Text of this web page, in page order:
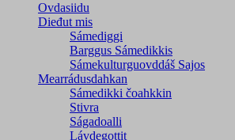
Ovdasiidu
Dieđut mis
Sámediggi
Barggus Sámedikkis
Sámekulturguovddáš Sajos
Mearrádusdahkan
Sámedikki čoahkkin
Stivra
Ságadoalli
Lávdegottit